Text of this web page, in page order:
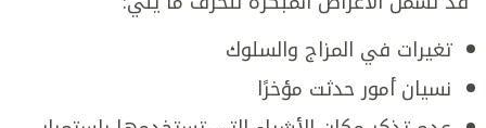
تغيرات في المزاج والسلوك
نسيان أمور حدثت مؤخرًا